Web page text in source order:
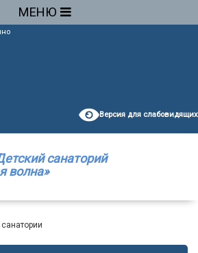
МЕНЮ
Версия для слабовидящих
санаторий
волна»